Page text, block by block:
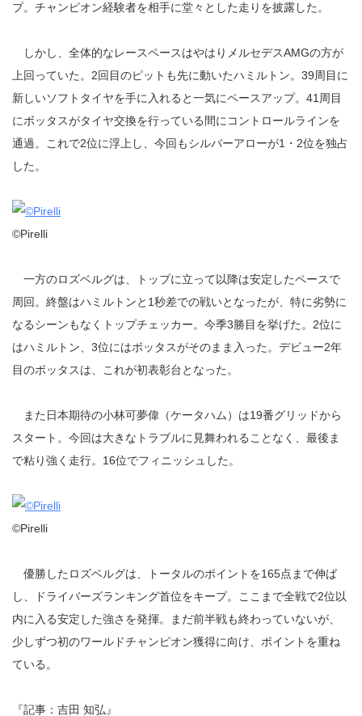
プ。チャンピオン経験者を相手に堂々とした走りを披露した。
しかし、全体的なレースペースはやはりメルセデスAMGの方が
上回っていた。2回目のピットも先に動いたハミルトン。39周目に
新しいソフトタイヤを手に入れると一気にペースアップ。41周目
にボッタスがタイヤ交換を行っている間にコントロールラインを
通過。これで2位に浮上し、今回もシルバーアローが1・2位を独占
した。
©Pirelli
一方のロズベルグは、トップに立って以降は安定したペースで
周回。終盤はハミルトンと1秒差での戦いとなったが、特に劣勢に
なるシーンもなくトップチェッカー。今季3勝目を挙げた。2位に
はハミルトン、3位にはボッタスがそのまま入った。デビュー2年
目のボッタスは、これが初表彰台となった。
また日本期待の小林可夢偉（ケータハム）は19番グリッドから
スタート。今回は大きなトラブルに見舞われることなく、最後ま
で粘り強く走行。16位でフィニッシュした。
©Pirelli
優勝したロズベルグは、トータルのポイントを165点まで伸ば
し、ドライバーズランキング首位をキープ。ここまで全戦で2位以
内に入る安定した強さを発揮。まだ前半戦も終わっていないが、
少しずつ初のワールドチャンピオン獲得に向け、ポイントを重ね
ている。
『記事：吉田 知弘』